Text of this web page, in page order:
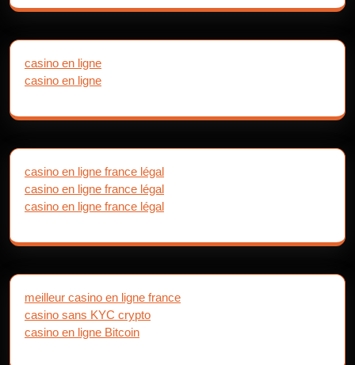
casino en ligne
casino en ligne
casino en ligne france légal
casino en ligne france légal
casino en ligne france légal
meilleur casino en ligne france
casino sans KYC crypto
casino en ligne Bitcoin